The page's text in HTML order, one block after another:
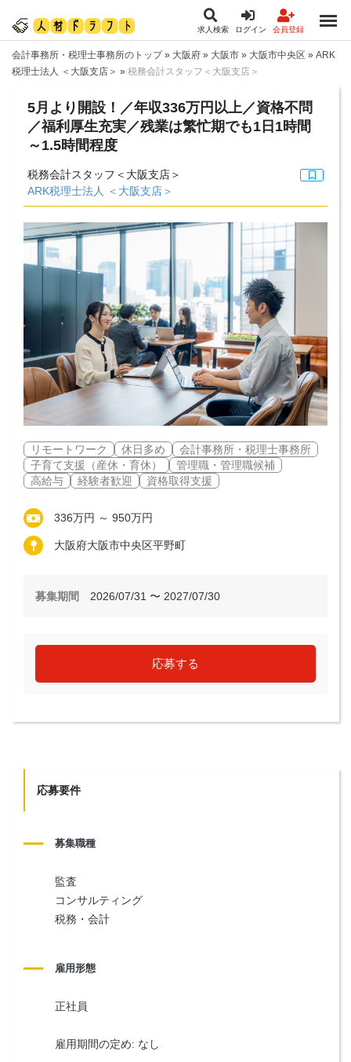
求人検索 ログイン 会員登録
会計事務所・税理士事務所のトップ» 大阪府 » 大阪市 » 大阪市中央区 » ARK
税理士法人 ＜大阪支店＞ » 税務会計スタッフ＜大阪支店＞
5月より開設！／年収336万円以上／資格不問
／福利厚生充実／残業は繁忙期でも1日1時間
～1.5時間程度
税務会計スタッフ＜大阪支店＞
ARK税理士法人 ＜大阪支店＞
リモートワーク 休日多め
会計事務所・税理士事務所
子育て支援（産休・育休）
管理職・管理職候補
高給与
経験者歓迎 資格取得支援
336万円 ～ 950万円
大阪府大阪市中央区平野町
募集期間 2026/07/31 〜 2027/07/30
応募する
応募要件
募集職種
監査
コンサルティング
税務・会計
雇用形態
正社員
雇用期間の定め: なし